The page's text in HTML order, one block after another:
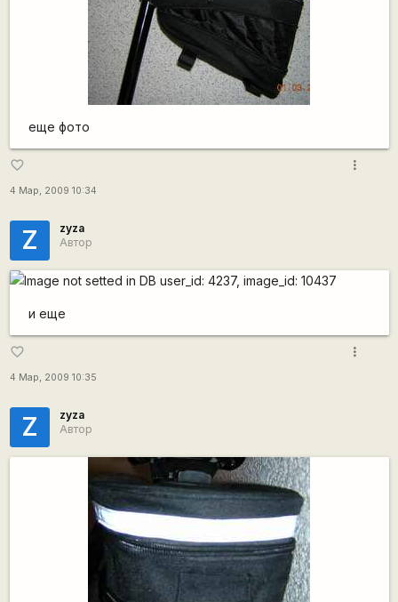
еще фото
favorite_border
4 Мар, 2009 10:34
more_vert
Z
zyza
Автор
и еще
favorite_border
4 Мар, 2009 10:35
more_vert
Z
zyza
Автор